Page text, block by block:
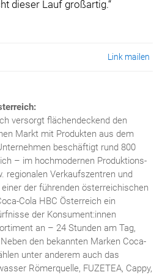
dieser Lauf großartig.“
Link mailen
versorgt flächendeckend den
Markt mit Produkten aus dem
beschäftigt rund 800
– im hochmodernen Produktions-
regionalen Verkaufszentren und
der führenden österreichischen
Cola HBC Österreich ein
der Konsument:innen
an – 24 Stunden am Tag,
den bekannten Marken Coca-
unter anderem auch das
Römerquelle, FUZETEA, Cappy,